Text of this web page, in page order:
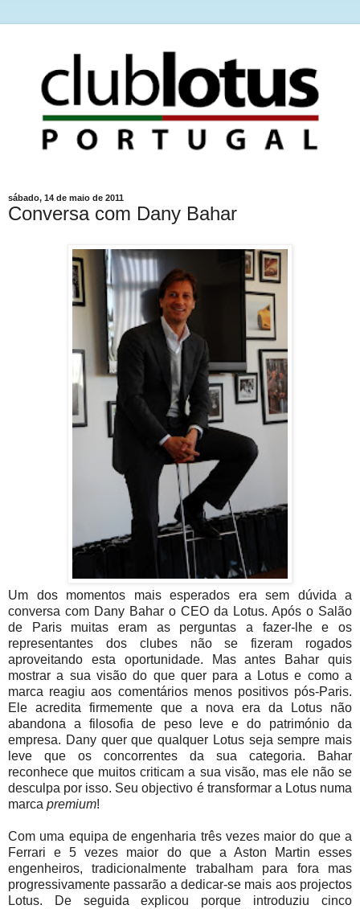
sábado, 14 de maio de 2011
Conversa com Dany Bahar
Um dos momentos mais esperados era sem dúvida a
conversa com Dany Bahar o CEO da Lotus. Após o Salão
de Paris muitas eram as perguntas a fazer-lhe e os
representantes dos clubes não se fizeram rogados
aproveitando esta oportunidade. Mas antes Bahar quis
mostrar a sua visão do que quer para a Lotus e como a
marca reagiu aos comentários menos positivos pós-Paris.
Ele acredita firmemente que a nova era da Lotus não
abandona a filosofia de peso leve e do património da
empresa. Dany quer que qualquer Lotus seja sempre mais
leve que os concorrentes da sua categoria.
Bahar
reconhece que muitos criticam a sua visão, mas ele não se
desculpa por isso. Seu objectivo é transformar a Lotus numa
marca premium!
Com uma equipa de engenharia três vezes maior do que a
Ferrari e 5 vezes maior do que a Aston Martin esses
engenheiros, tradicionalmente trabalham para fora mas
progressivamente passarão a dedicar-se mais aos projectos
Lotus. De seguida explicou porque introduziu cinco